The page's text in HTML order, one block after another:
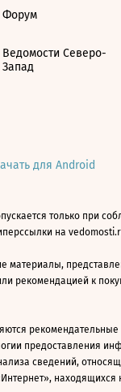
Форум
Ведомости Северо-
Запад
для Android
только при
на
материалы,
рекомендацией к
рекомендательные
предоставления
сведений,
находящихся